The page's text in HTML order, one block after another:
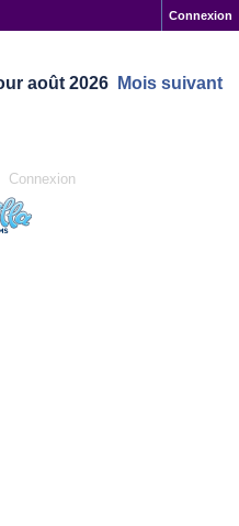
Connexion
août 2026 Mois suivant
Connexion